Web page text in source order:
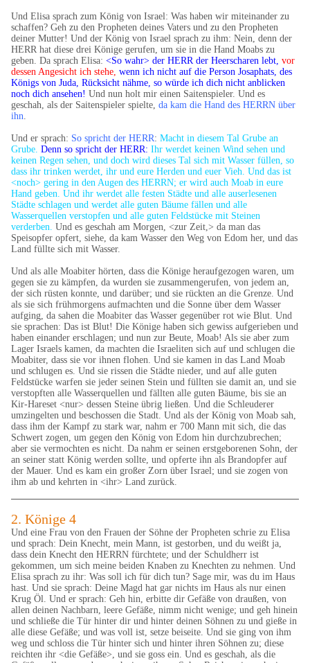
Und Elisa sprach zum König von Israel: Was haben wir miteinander zu
schaffen? Geh zu den Propheten deines Vaters und zu den Propheten
deiner Mutter! Und der König von Israel sprach zu ihm: Nein, denn der
HERR hat diese drei Könige gerufen, um sie in die Hand Moabs zu
geben. Da sprach Elisa:<So wahr> der HERR der Heerscharen lebt, vor
dessen Angesicht ich stehe, wenn ich nicht auf die Person Josaphats, des
Königs von Juda, Rücksicht nähme, so würde ich dich nicht anblicken
noch dich ansehen!Und nun holt mir einen Saitenspieler. Und es
geschah, als der Saitenspieler spielte,da kam die Hand des HERRN über
ihn
Und er sprach: So spricht der HERR:Macht in diesem Tal Grube an
Grube.Denn so spricht der HERR: Ihr werdet keinen Wind sehen und
keinen Regen sehen, und doch wird dieses Tal sich mit Wasser füllen, so
dass ihr trinken werdet, ihr und eure Herden und euer Vieh.Und das ist
<noch> gering in den Augen des HERRN; er wird auch Moab in eure
Hand geben.Und ihr werdet alle festen Städte und alle auserlesenen
Städte schlagen und werdet alle guten Bäume fällen und alle
Wasserquellen verstopfen und alle guten Feldstücke mit Steinen
verderben.Und es geschah am Morgen, <zur Zeit,> da man das
Speisopfer opfert, siehe, da kam Wasser den Weg von Edom her, und das
Land füllte sich mit Wasser.
Und als alle Moabiter hörten, dass die Könige heraufgezogen waren, um
gegen sie zu kämpfen, da wurden sie zusammengerufen, von jedem an,
der sich rüsten konnte, und darüber; und sie rückten an die Grenze. Und
als sie sich frühmorgens aufmachten und die Sonne über dem Wasser
aufging, da sahen die Moabiter das Wasser gegenüber rot wie Blut. Und
sie sprachen: Das ist Blut! Die Könige haben sich gewiss aufgerieben und
haben einander erschlagen; und nun zur Beute, Moab! Als sie aber zum
Lager Israels kamen, da machten die Israeliten sich auf und schlugen die
Moabiter, dass sie vor ihnen flohen. Und sie kamen in das Land Moab
und schlugen es. Und sie rissen die Städte nieder, und auf alle guten
Feldstücke warfen sie jeder seinen Stein und füllten sie damit an, und sie
verstopften alle Wasserquellen und fällten alle guten Bäume, bis sie an
Kir-Hareset <nur> dessen Steine übrig ließen. Und die Schleuderer
umzingelten und beschossen die Stadt. Und als der König von Moab sah,
dass ihm der Kampf zu stark war, nahm er 700 Mann mit sich, die das
Schwert zogen, um gegen den König von Edom hin durchzubrechen;
aber sie vermochten es nicht. Da nahm er seinen erstgeborenen Sohn, der
an seiner statt König werden sollte, und opferte ihn als Brandopfer auf
der Mauer. Und es kam ein großer Zorn über Israel; und sie zogen von
ihm ab und kehrten in <ihr> Land zurück.
2. Könige 4
Und eine Frau von den Frauen der Söhne der Propheten schrie zu Elisa
und sprach: Dein Knecht, mein Mann, ist gestorben, und du weißt ja,
dass dein Knecht den HERRN fürchtete; und der Schuldherr ist
gekommen, um sich meine beiden Knaben zu Knechten zu nehmen. Und
Elisa sprach zu ihr: Was soll ich für dich tun? Sage mir, was du im Haus
hast. Und sie sprach: Deine Magd hat gar nichts im Haus als nur einen
Krug Öl. Und er sprach: Geh hin, erbitte dir Gefäße von draußen, von
allen deinen Nachbarn, leere Gefäße, nimm nicht wenige; und geh hinein
und schließe die Tür hinter dir und hinter deinen Söhnen zu und gieße in
alle diese Gefäße; und was voll ist, setze beiseite. Und sie ging von ihm
weg und schloss die Tür hinter sich und hinter ihren Söhnen zu; diese
reichten ihr <die Gefäße>, und sie goss ein. Und es geschah, als die